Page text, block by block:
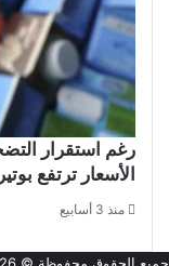
الأسعار ترتفع
منذ 3 أسابيع